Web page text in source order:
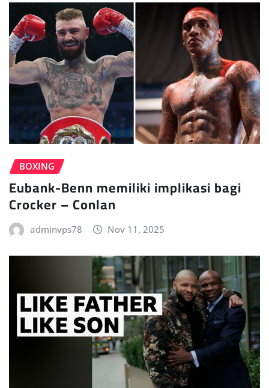
BOXING
Eubank-Benn memiliki implikasi bagi
Crocker – Conlan
adminvps78 Nov 11, 2025